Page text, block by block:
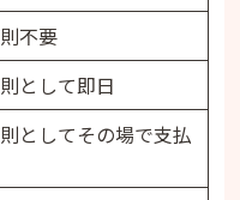
？
ますか？
れますか？
ますか？
カメラは売れます
すか？
不要
として即日
としてその場で支払